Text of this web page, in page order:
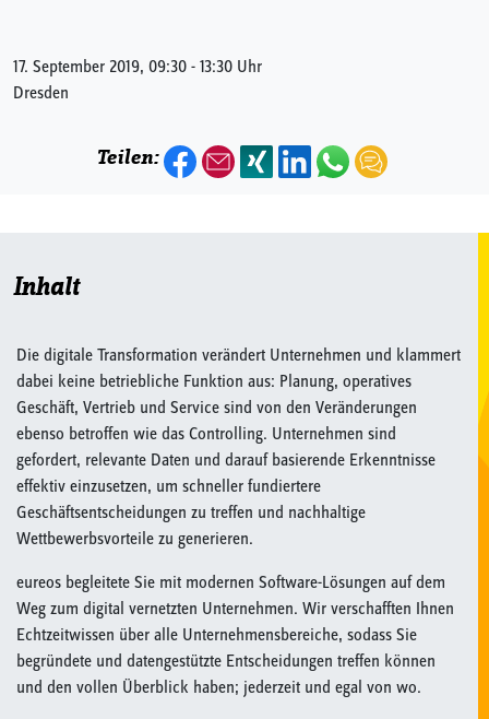
17. September 2019, 09:30 - 13:30 Uhr
Dresden
Teilen:
Inhalt
Die digitale Transformation verändert Unternehmen und klammert
dabei keine betriebliche Funktion aus: Planung, operatives
Geschäft, Vertrieb und Service sind von den Veränderungen
ebenso betroffen wie das Controlling. Unternehmen sind
gefordert, relevante Daten und darauf basierende Erkenntnisse
effektiv einzusetzen, um schneller fundiertere
Geschäftsentscheidungen zu treffen und nachhaltige
Wettbewerbsvorteile zu generieren.
eureos begleitete Sie mit modernen Software-Lösungen auf dem
Weg zum digital vernetzten Unternehmen. Wir verschafften Ihnen
Echtzeitwissen über alle Unternehmensbereiche, sodass Sie
begründete und datengestützte Entscheidungen treffen können
und den vollen Überblick haben; jederzeit und egal von wo.